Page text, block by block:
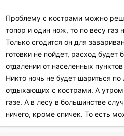
Проблему с кострами можно
топор и один нож, то по весу газ
Только сгодится он для
готовки не пойдет, расход
отдалении от населенных
Никто ночь не будет шариться по
отдыхающих с кострами. А утром
газе. А в лесу в большинстве
ничего, кроме спичек. То есть